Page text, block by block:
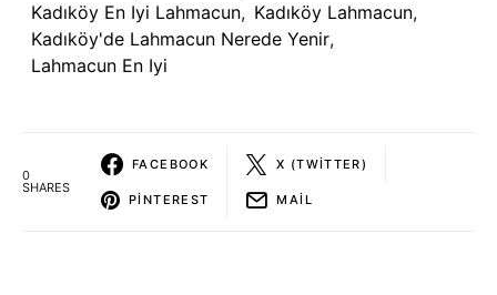
Kadıköy En Iyi Lahmacun, Kadıköy Lahmacun,
Kadıköy'de Lahmacun Nerede Yenir,
Lahmacun En Iyi
0
SHARES
FACEBOOK X (TWITTER)
PINTEREST MAIL